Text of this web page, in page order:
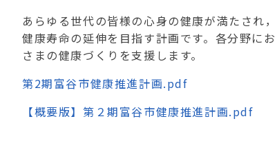
あらゆる世代の皆様の心身の健康が満たされ
健康寿命の延伸を目指す計画です。各分野に
さまの健康づくりを支援します。
第2期富谷市健康推進計画.pdf
【概要版】第２期富谷市健康推進計画.pdf